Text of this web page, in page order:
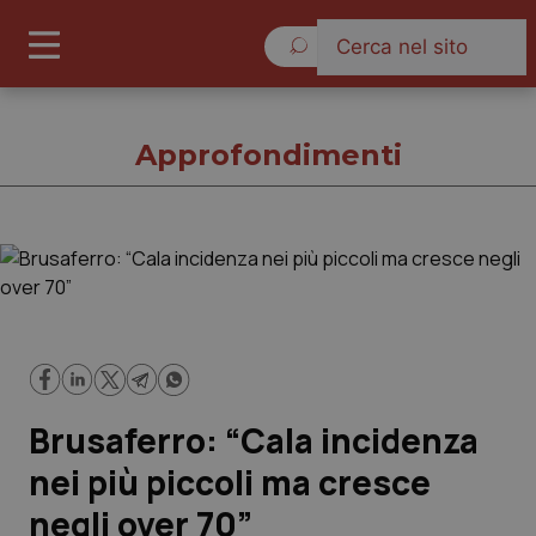
Governo e Parlamento
Regioni e Asl
Lavoro e Professioni
Approfondimenti
Brusaferro: “Cala incidenza
nei più piccoli ma cresce
negli over 70”